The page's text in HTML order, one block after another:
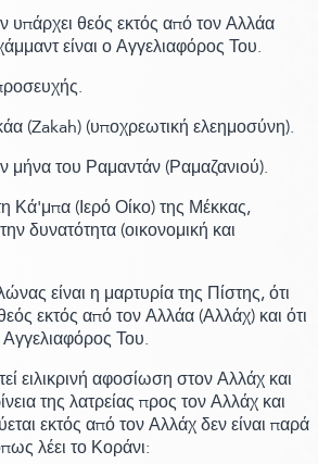
υπάρχει θεός εκτός από τον Αλλάα
είναι ο Αγγελιαφόρος Του.
(Zakah)(υποχρεωτική ελεημοσύνη).
μήνα του Ραμαντάν(Ραμαζανιού).
Κά'μπα(Ιερό Οίκο)της Μέκκας,
δυνατότητα(οικονομική και
είναι η μαρτυρία της Πίστης, ότι
εκτός από τον Αλλάα(Αλλάχ)και ότι
Του.
ειλικρινή αφοσίωση στον Αλλάχ και
της λατρείας προς τον Αλλάχ και
εκτός από τον Αλλάχ δεν είναι παρά
λέει το Κοράνι: